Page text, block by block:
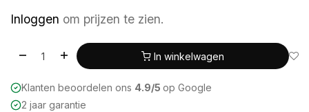
Inloggen om prijzen te zien.
In winkelwagen
Klanten beoordelen ons 4.9/5 op Google
2 jaar garantie